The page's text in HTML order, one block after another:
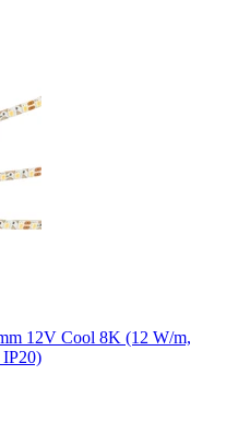
12V Cool 8K (12 W/m,